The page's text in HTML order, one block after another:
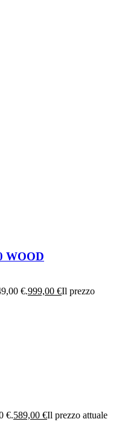
WOOD
€.999,00 €Il prezzo
€.589,00 €Il prezzo attuale